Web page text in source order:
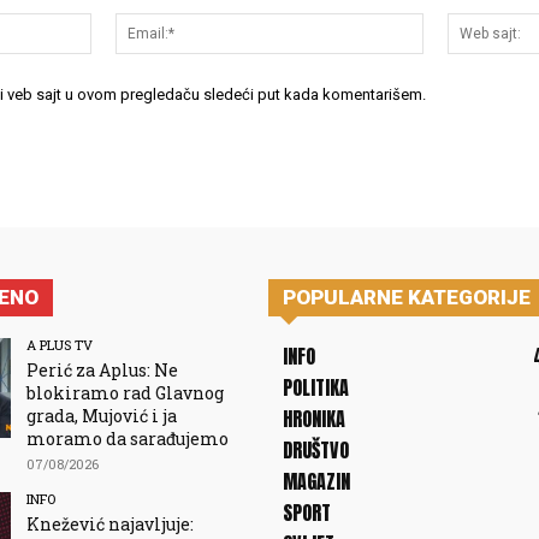
Ime:*
Email:*
veb sajt u ovom pregledaču sledeći put kada komentarišem.
A PLUS TV
Perić za Aplus: Ne
blokiramo rad Glavnog
grada, Mujović i ja
moramo da sarađujemo
07/08/2026
INFO
Knežević najavljuje:
POPULARNE KATEGORIJE
INFO
POLITIKA
HRONIKA
DRUŠTVO
MAGAZIN
SPORT